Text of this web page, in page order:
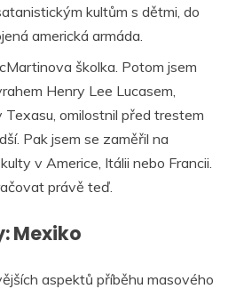
kultům s dětmi, do
americká armáda.
školka. Potom jsem
Henry Lee Lucasem,
omilostnil před trestem
Pak jsem se zaměřil na
v Americe, Itálii nebo Francii.
právě teď.
Mexiko
aspektů příběhu masového